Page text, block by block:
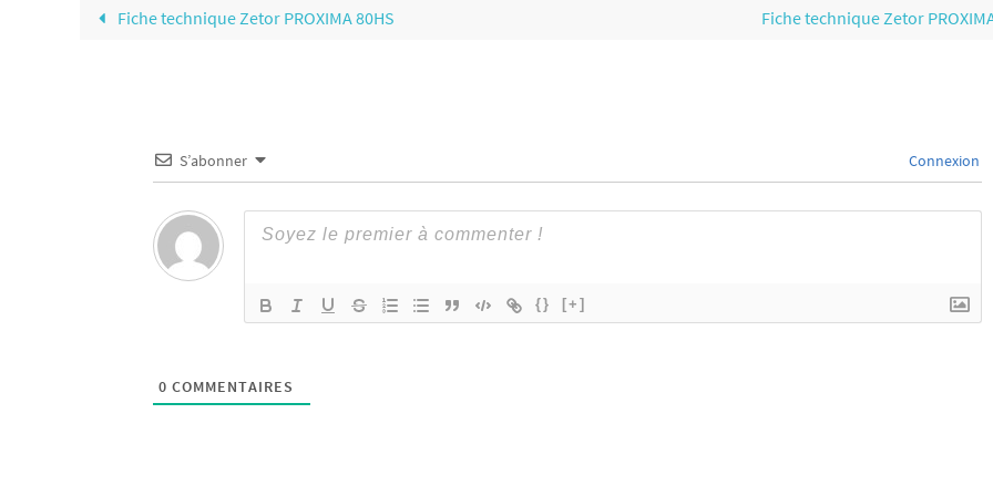
Fiche technique Zetor PROXIMA 80HS Fiche technique Zetor
S’abonner Connexion
{} [+]
0 COMMENTAIRES